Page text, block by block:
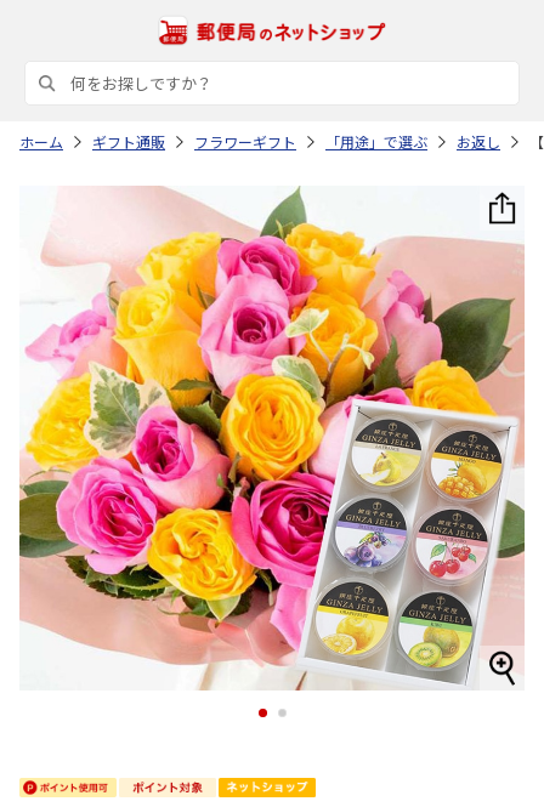
ホーム ギフト通販 フラワーギフト 「用途」で選ぶ お返し
1 2